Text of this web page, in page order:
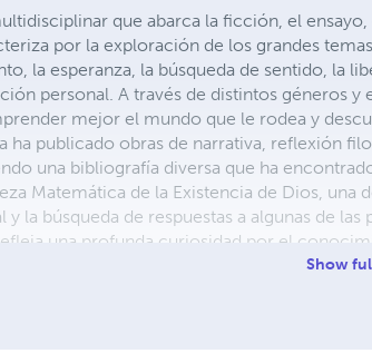
que abarca la ficción, el
por la exploración de los grandes
la esperanza, la búsqueda de sentido, la
personal. A través de distintos géneros y
mejor el mundo que le rodea y
publicado obras de narrativa, reflexión
una bibliografía diversa que ha
Matemática de la Existencia de Dios, una
la búsqueda de respuestas a algunas de las
una profunda curiosidad por el
práctica, la reflexión intelectual y
Show